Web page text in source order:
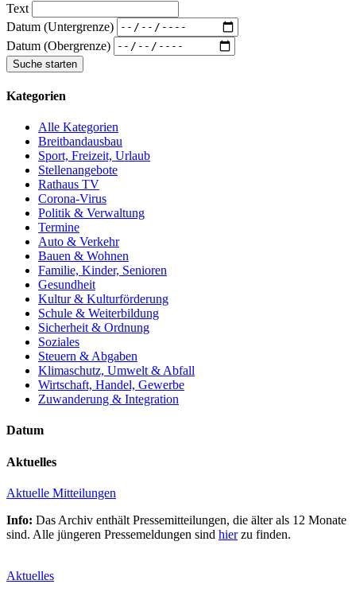
Text
Datum (Untergrenze)
Datum (Obergrenze)
Kategorien
Alle Kategorien
Breitbandausbau
Sport, Freizeit, Urlaub
Stellenangebote
Rathaus TV
Corona-Virus
Politik & Verwaltung
Termine
Auto & Verkehr
Bauen & Wohnen
Familie, Kinder, Senioren
Gesundheit
Kultur & Kulturförderung
Schule & Weiterbildung
Sicherheit & Ordnung
Soziales
Steuern & Abgaben
Klimaschutz, Umwelt & Abfall
Wirtschaft, Handel, Gewerbe
Zuwanderung & Integration
Datum
Aktuelles
Aktuelle Mitteilungen
Info: Das Archiv enthält Pressemitteilungen, die älter als 12 Monate
sind. Alle jüngeren Pressemeldungen sind hierzu finden.
Aktuelles